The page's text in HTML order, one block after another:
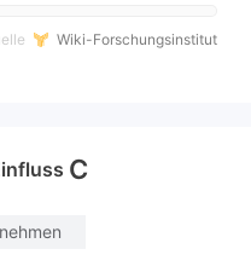
Wiki-Forschungsinstitut
C